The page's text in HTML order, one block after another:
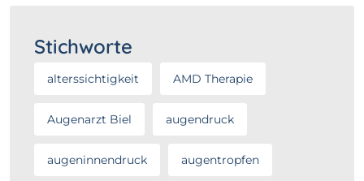
Stichworte
alterssichtigkeit AMD Therapie
Augenarzt Biel augendruck
augeninnendruck augentropfen